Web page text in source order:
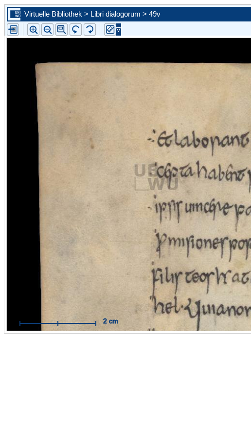
Virtuelle Bibliothek > Libri dialogorum > 49v
Zur ersten Seite blättern
Steuern Sie mit Hilfe der Auswahlliste eine konkrete Seite an
Zur nächsten Seite blättern
Zur letzten Seite blättern
Zu diesem Scan in der Portalansicht springen. Sie schließen damit die
vergößerte Ansicht.
Die Leselupe vergrößert einen beliebigen Bildausschnitt auf die maximal
Bild wird um 90 Grad nach links gedreht
Bild wird um 90 Grad nach rechts gedreht
Mit Hilfe des Maßbandes können Sie Messungen im Maßstab des
Originals durchführen.
Funktionsweise:
Aktivieren Sie das Maßband per Mausklick. Klicken Sie
dann auf die Stelle, an der Sie Ihre Messung beginnen wollen und ziehen
Sie mit der Maus eine Linie zum Zielpunkt. Der Endpunkt wird durch einen
weiteren Mausklick fixiert.
2 cm